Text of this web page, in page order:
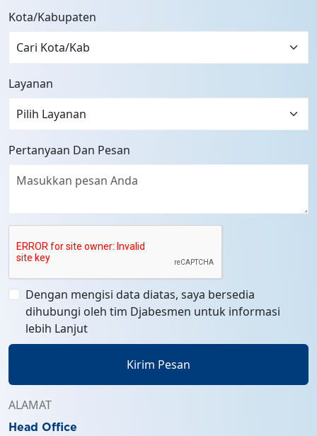
Kota/Kabupaten
Layanan
Pertanyaan Dan Pesan
Dengan mengisi data diatas, saya bersedia
dihubungi oleh tim Djabesmen untuk informasi
lebih Lanjut
Kirim Pesan
ALAMAT
Head Office